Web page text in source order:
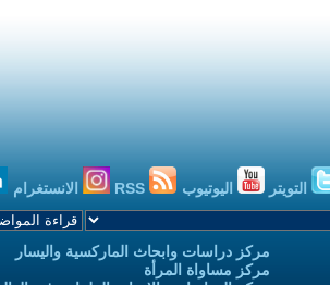
التويتر اليوتيوب الانستغرام
مركز دراسات وابحاث الماركسية واليسار
مركز مساواة المرأة